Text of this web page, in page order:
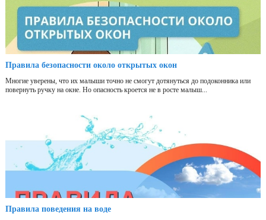
Правила безопасности около открытых окон
Многие уверены, что их малыши точно не смогут дотянуться до подоконника или
повернуть ручку на окне. Но опасность кроется не в росте малыш...
Правила поведения на воде